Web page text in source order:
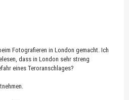
Fotografieren in London gemacht. Ich
dass in London sehr streng
eines Teroranschlages?